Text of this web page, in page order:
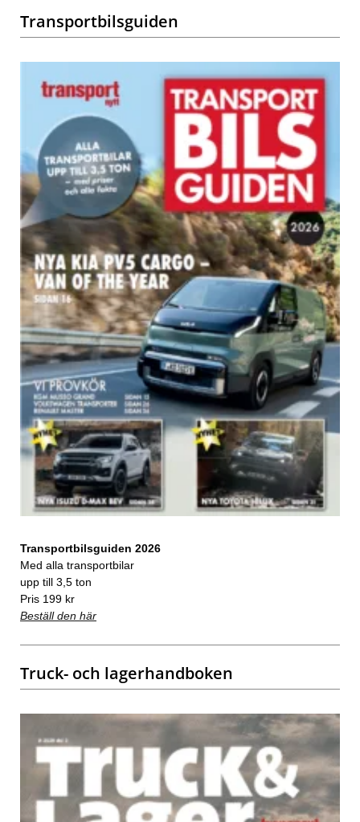
Transportbilsguiden
Transportbilsguiden 2026
Med alla transportbilar
upp till 3,5 ton
Pris 199 kr
Beställ den här
Truck- och lagerhandboken